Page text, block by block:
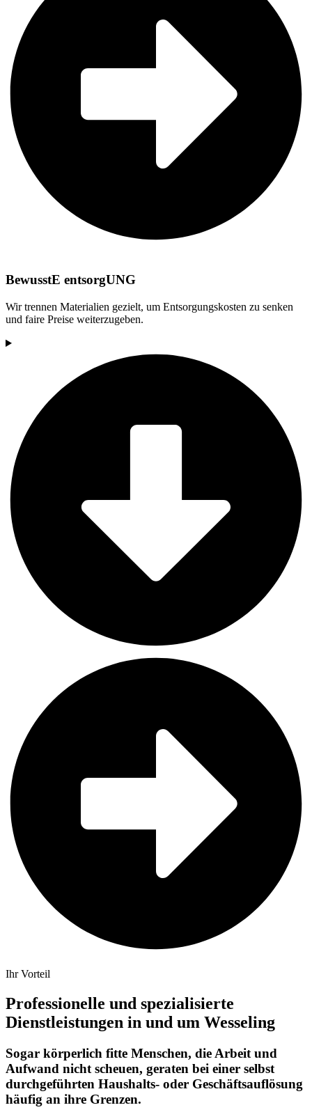
BewusstE entsorgUNG
Wir trennen Materialien gezielt, um Entsorgungskosten zu senken
und faire Preise weiterzugeben.
Ihr Vorteil
Professionelle und spezialisierte
Dienstleistungen in und um Wesseling
Sogar körperlich fitte Menschen, die Arbeit und
Aufwand nicht scheuen, geraten bei einer selbst
durchgeführten Haushalts- oder Geschäftsauflösung
häufig an ihre Grenzen.